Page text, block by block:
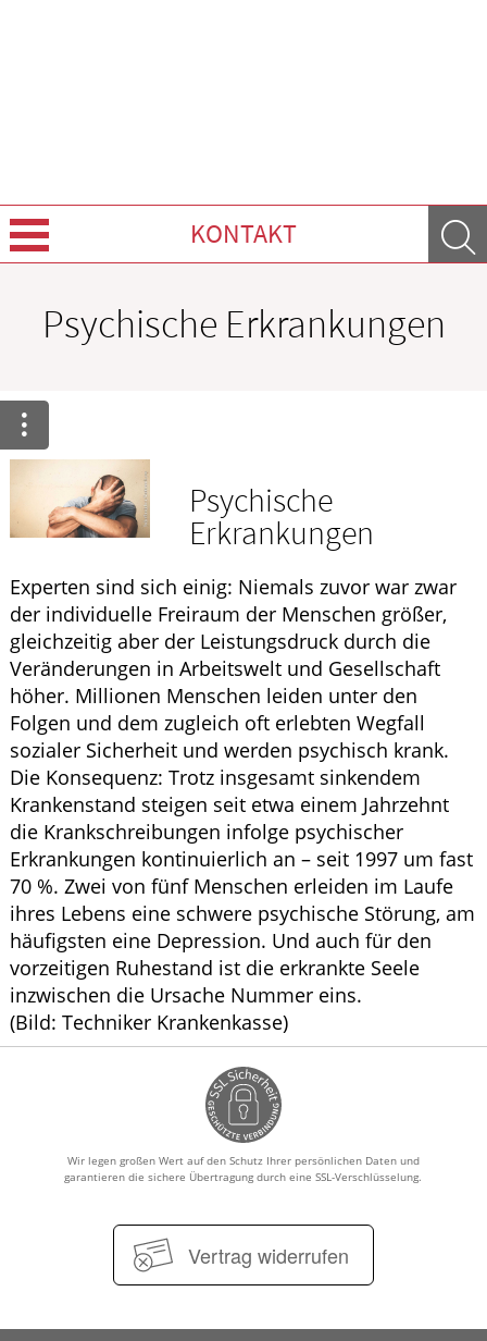
KONTAKT
Ratgeber
Krankheiten & Therapie
HOMÖOPATHIE
ELTERN UND KIND
Psychische Erkrankungen
Psychische
Erkrankungen
Experten sind sich einig: Niemals zuvor war zwar
der individuelle Freiraum der Menschen größer,
gleichzeitig aber der Leistungsdruck durch die
Veränderungen in Arbeitswelt und Gesellschaft
höher. Millionen Menschen leiden unter den
Folgen und dem zugleich oft erlebten Wegfall
sozialer Sicherheit und werden psychisch krank.
Die Konsequenz: Trotz insgesamt sinkendem
Krankenstand steigen seit etwa einem Jahrzehnt
die Krankschreibungen infolge psychischer
Erkrankungen kontinuierlich an – seit 1997 um fast
70 %. Zwei von fünf Menschen erleiden im Laufe
ihres Lebens eine schwere psychische Störung, am
häufigsten eine Depression. Und auch für den
vorzeitigen Ruhestand ist die erkrankte Seele
inzwischen die Ursache Nummer eins.
(Bild: Techniker Krankenkasse)
Wir legen großen Wert auf den Schutz Ihrer persönlichen Daten und
garantieren die sichere Übertragung durch eine SSL-Verschlüsselung.
Vertrag widerrufen